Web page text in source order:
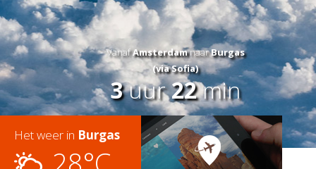
VanafAmsterdamnaarBurgas
(via Sofia)
3uur22min
Het weer in Burgas